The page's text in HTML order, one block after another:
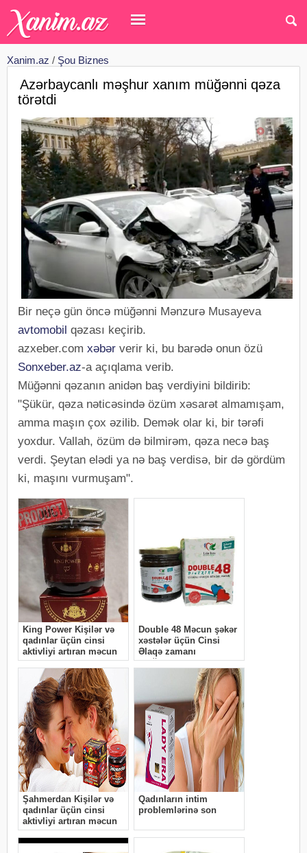
Xanim.az / Şou Biznes
Azərbaycanlı məşhur xanım müğənni qəza
törətdi
Bir neçə gün öncə müğənni Mənzurə Musayeva
avtomobil qəzası keçirib.
azxeber.com xəbər verir ki, bu barədə onun özü
Sonxeber.az-a açıqlama verib.
Müğənni qəzanın anidən baş verdiyini bildirib:
"Şükür, qəza nəticəsində özüm xəsarət almamışam,
amma maşın çox əzilib. Demək olar ki, bir tərəfi
yoxdur. Vallah, özüm də bilmirəm, qəza necə baş
verdi. Şeytan elədi ya nə baş verdisə, bir də gördüm
ki, maşını vurmuşam".